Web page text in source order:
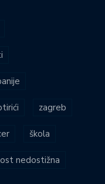
zagreb
škola
nedostižna